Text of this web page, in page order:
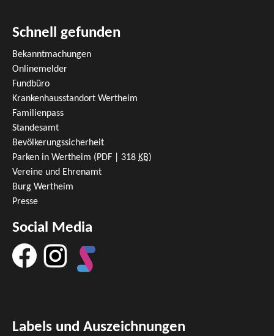
Schnell gefunden
Bekanntmachungen
Onlinemelder
Fundbüro
Krankenhausstandort Wertheim
Familienpass
Standesamt
Bevölkerungssicherheit
Parken in Wertheim (PDF | 318 KB)
Vereine und Ehrenamt
Burg Wertheim
Presse
Social Media
Labels und Auszeichnungen